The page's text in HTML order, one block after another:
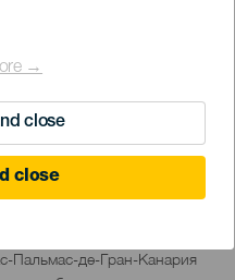
→
close
close
Пальмас-де-Гран-Канария